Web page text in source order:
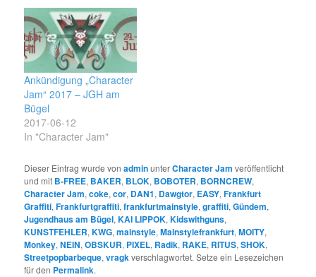
Ankündigung „Character
Jam“ 2017 – JGH am
Bügel
2017-06-12
In "Character Jam"
Dieser Eintrag wurde vonadminunterCharacter Jam veröffentlicht
und mit B-FREE, BAKER, BLOK, BOBOTER, BORNCREW,
Character Jam,coke,cor, DAN1, Dawgtor, EASY,Frankfurt
Graffiti,Frankfurtgraffiti,frankfurtmainstyle,graffiti,Gündem,
Jugendhaus am Bügel,KAI LIPPOK,Kidswithguns,
KUNSTFEHLER,KWG,mainstyle,Mainstylefrankfurt,MOITY,
Monkey,NEIN,OBSKUR, PIXEL, Radik, RAKE, RITUS,SHOK,
Streetpopbarbeque,vragk verschlagwortet. Setze ein Lesezeichen
für den Permalink.